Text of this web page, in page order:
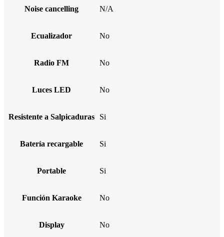
Noise cancelling N/A
Ecualizador No
Radio FM No
Luces LED No
Resistente a Salpicaduras Si
Batería recargable Si
Portable Si
Función Karaoke No
Display No